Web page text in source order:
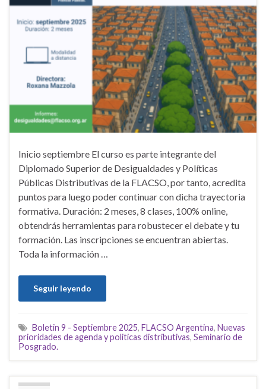
Inicio septiembre El curso es parte integrante del
Diplomado Superior de Desigualdades y Políticas
Públicas Distributivas de la FLACSO, por tanto, acredita
puntos para luego poder continuar con dicha trayectoria
formativa. Duración: 2 meses, 8 clases, 100% online,
obtendrás herramientas para robustecer el debate y tu
formación. Las inscripciones se encuentran abiertas.
Toda la información …
Seguir leyendo
Boletin 9 - Septiembre 2025, FLACSO Argentina, Nuevas
prioridades de agenda y politicas distributivas, Seminario de
Posgrado.